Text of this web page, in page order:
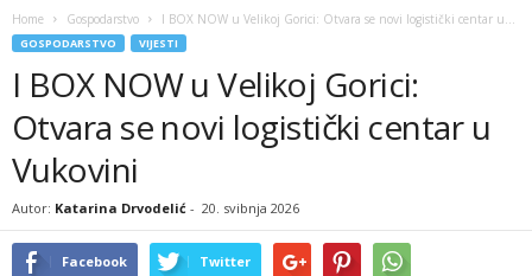
Home Gospodarstvo I BOX NOW u Velikoj Gorici: Otvara se novi logistički centar u...
GOSPODARSTVO VIJESTI
I BOX NOW u Velikoj Gorici:
Otvara se novi logistički centar u
Vukovini
Autor: Katarina Drvodelić - 20. svibnja 2026
Facebook Twitter